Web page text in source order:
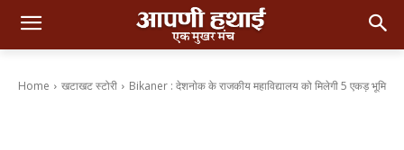
Home खटाखट स्टोरी Bikaner : देशनाेक के राजकीय महाविद्यालय को मिलेगी 5 एकड़ भूमि